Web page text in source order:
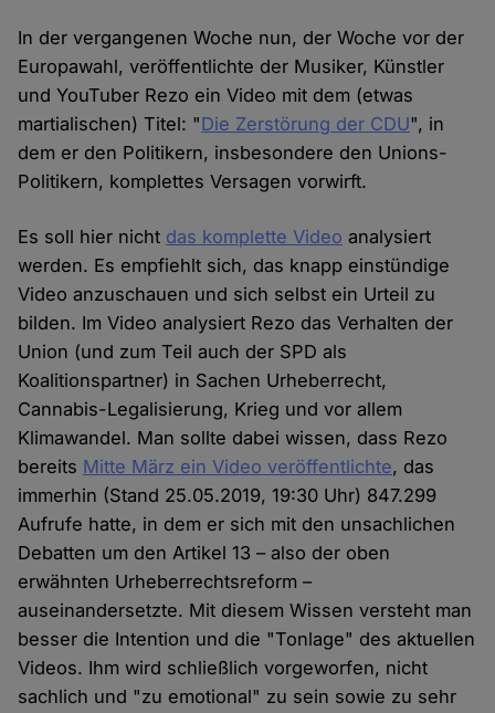
In der vergangenen Woche nun, der Woche vor der
Europawahl, veröffentlichte der Musiker, Künstler
und YouTuber Rezo ein Video mit dem (etwas
martialischen) Titel: "Die Zerstörung der CDU", in
dem er den Politikern, insbesondere den Unions-
Politikern, komplettes Versagen vorwirft.
Es soll hier nicht das komplette Video analysiert
werden. Es empfiehlt sich, das knapp einstündige
Video anzuschauen und sich selbst ein Urteil zu
bilden. Im Video analysiert Rezo das Verhalten der
Union (und zum Teil auch der SPD als
Koalitionspartner) in Sachen Urheberrecht,
Cannabis-Legalisierung, Krieg und vor allem
Klimawandel. Man sollte dabei wissen, dass Rezo
bereits Mitte März ein Video veröffentlichte, das
immerhin (Stand 25.05.2019, 19:30 Uhr) 847.299
Aufrufe hatte, in dem er sich mit den unsachlichen
Debatten um den Artikel 13 – also der oben
erwähnten Urheberrechtsreform –
auseinandersetzte. Mit diesem Wissen versteht man
besser die Intention und die "Tonlage" des aktuellen
Videos. Ihm wird schließlich vorgeworfen, nicht
sachlich und "zu emotional" zu sein sowie zu sehr